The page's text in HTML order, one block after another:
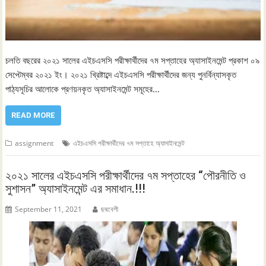
চলতি বছরের ২০২১ সালের এইচএসসি পরীক্ষার্থীদের ৭ম সপ্তাহের অ্যাসাইনমেন্ট প্রকাশ ০৯
সেপ্টেম্বর ২০২১ ইং। ২০২১ খ্রিষ্টাব্দে এইচএসসি পরীক্ষার্থীদের জন্য পুনর্বিন্যাসকৃত
পাঠ্যসূচির আলোকে প্রণয়নকৃত অ্যাসাইনমেন্ট সমূহের…
READ MORE
assignment এইচএসসি পরীক্ষার্থীদের ৭ম সপ্তাহে অ্যাসাইনমেন্ট
২০২১ সালের এইচএসসি পরীক্ষার্থীদের ৭ম সপ্তাহের “পৌরনীতি ও
সুশাসন” অ্যাসাইনমেন্ট এর সমাধান.!!!
September 11, 2021 ছদ্মবেশী